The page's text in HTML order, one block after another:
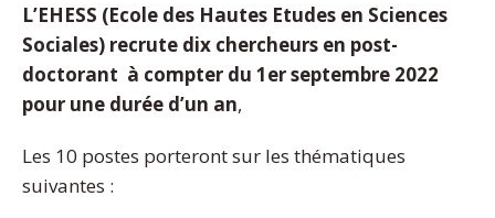
L’EHESS (Ecole des Hautes Etudes en Sciences
Sociales) recrute dix chercheurs en post-
doctorant à compter du 1er septembre 2022
pour une durée d’un an,
Les 10 postes porteront sur les thématiques
suivantes :